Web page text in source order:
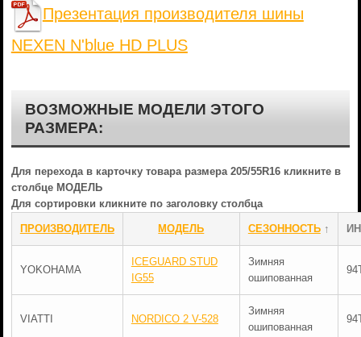
Презентация производителя шины
NEXEN N'blue HD PLUS
ВОЗМОЖНЫЕ МОДЕЛИ ЭТОГО
РАЗМЕРА:
Для перехода в карточку товара размера 205/55R16 кликните в
столбце МОДЕЛЬ
Для сортировки кликните по заголовку столбца
ПРОИЗВОДИТЕЛЬ МОДЕЛЬ СЕЗОННОСТЬ↑
YOKOHAMA
ICEGUARD STUD
IG55
Зимняя
ошипованная
VIATTI NORDICO 2 V-528
Зимняя
ошипованная